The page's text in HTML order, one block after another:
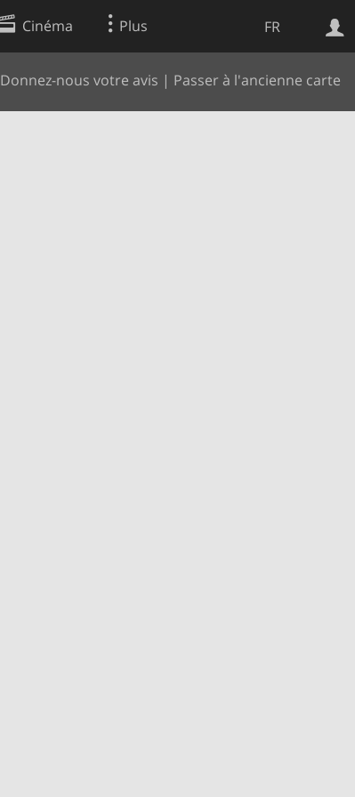
FR
Cinéma Plus
Donnez-nous votre avis | Passer à l'ancienne carte
Web